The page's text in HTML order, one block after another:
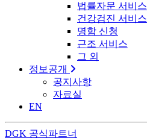
법률자문 서비스
건강검진 서비스
명함 신청
근조 서비스
그 외
정보공개
공지사항
자료실
EN
DGK 공식파트너